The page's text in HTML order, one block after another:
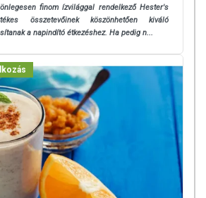
finom ízvilággal rendelkező Hester's
összetevőinek köszönhetően kiváló
a napindító étkezéshez. Ha pedig n...